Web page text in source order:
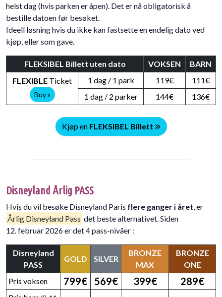
helst dag (hvis parken er åpen). Det er nå obligatorisk å
bestille datoen før besøket.
Ideell løsning hvis du ikke kan fastsette en endelig dato ved
kjøp, eller som gave.
FLEKSIBEL Billett uten dato VOKSEN
BARN
FLEXIBLE Ticket
Buy »
1 dag / 1 park 119€
111€
1 dag / 2 parker
144€ 136€
Kjøp en FLEKSIBEL Billett
Disneyland Årlig PASS
Hvis du vil besøke Disneyland Paris flere ganger i året, er
Årlig Disneyland Pass det beste alternativet. Siden
12. februar 2026 er det 4 pass-nivåer :
Disneyland
PASS
GOLD SILVER
BRONZE
MAX
BRONZE
ONE
Pris voksen
799€ 569€ 399€ 289€